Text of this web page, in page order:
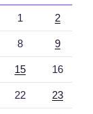
1 2
8 9
15 16
22 23